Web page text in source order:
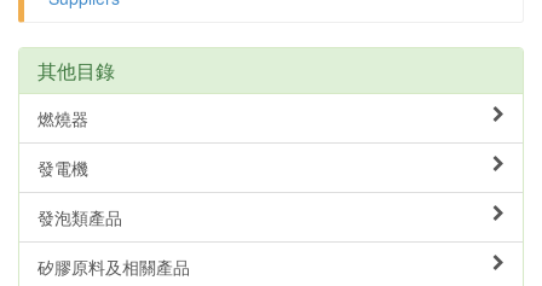
其他目錄
燃燒器
發電機
發泡類產品
矽膠原料及相關產品